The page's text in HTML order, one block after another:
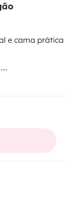
e cama prática
confortável.